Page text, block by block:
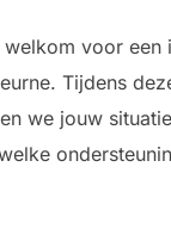
voor een
Tijdens
we jouw